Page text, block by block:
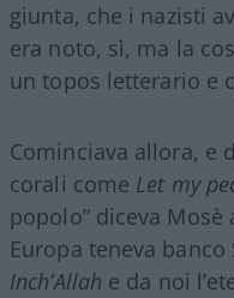
giunta, che i nazisti
era noto, sì, ma la
un topos letterario e
Cominciava allora, e
corali come Let my
popolo” diceva
Europa teneva
Inch’Allah e da noi